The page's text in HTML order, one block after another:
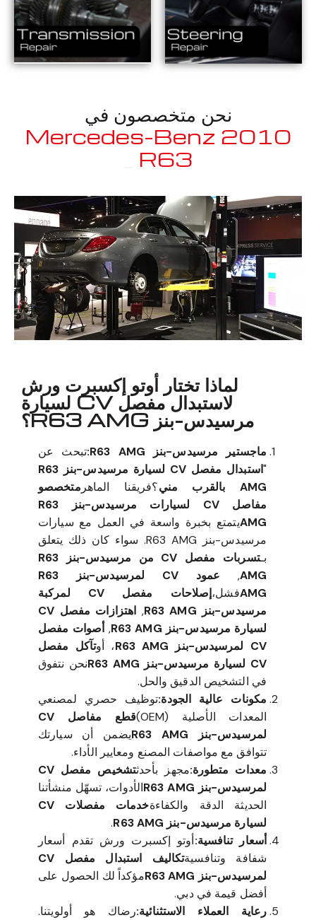
نحن متخصصون في
2010 Mercedes-Benz
R63 AMG
لماذا تختار أوتو إكسبرت ورش
لاستبدال مفصل CV لسيارة
مرسيدس-بنز R63 AMG؟
ماجستير مرسيدس-بنز R63 AMG:
تبحث عن
"
استبدال مفصل CV لسيارة مرسيدس-بنز R63
AMG بالقرب مني
؟فريقنا الماهر متخصصو
مفاصل CV لسيارات مرسيدس-بنز R63
AMGيتمتع بخبرة واسعة في العمل مع سيارات
مرسيدس-بنز R63 AMG. سواء كان ذلك يتعلق
بـ
تسربات مفصل CV من مرسيدس-بنز R63
AMG
,
عمود CV لمرسيدس-بنز R63
AMGفشل،
إصلاحات مفصل CV لمركبة
مرسيدس-بنز R63 AMG
,
اهتزازات مفصل CV
لسيارة مرسيدس-بنز R63 AMG
,أصوات مفصل
CV لمرسيدس-بنز R63 AMG
، أوتآكل مفصل
CV لسيارة مرسيدس-بنز R63 AMG
نحن نتفوق
في التشخيص الدقيق والحل.
مكونات عالية الجودة:توظيف حصري لمصنعي
المعدات الأصلية (OEM)
قطع مفاصل CV
لمرسيدس-بنز R63 AMG
يضمن أن سيارتك
تتوافق مع مواصفات المصنع ومعايير الأداء.
معدات متطورة:مجهز بأحدث
تشخيص مفصل CV
لمرسيدس-بنز R63 AMG
الأدوات، تسهّل منشأتنا
الحديثة الدقة والكفاءة
خدمات مفصلات CV
لسيارة مرسيدس-بنز R63 AMG
.
أسعار تنافسية:أوتو إكسبرت ورش تقدم أسعار
شفافة وتنافسية
تكاليف استبدال مفصل CV
لمرسيدس-بنز R63 AMG
مؤكداً لك الحصول على
أفضل قيمة في دبي.
رعاية العملاء الاستثنائية:رضاك هو أولويتنا.